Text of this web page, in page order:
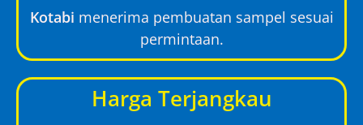
Kotabi menerima pembuatan sampel sesuai
permintaan.
Harga Terjangkau